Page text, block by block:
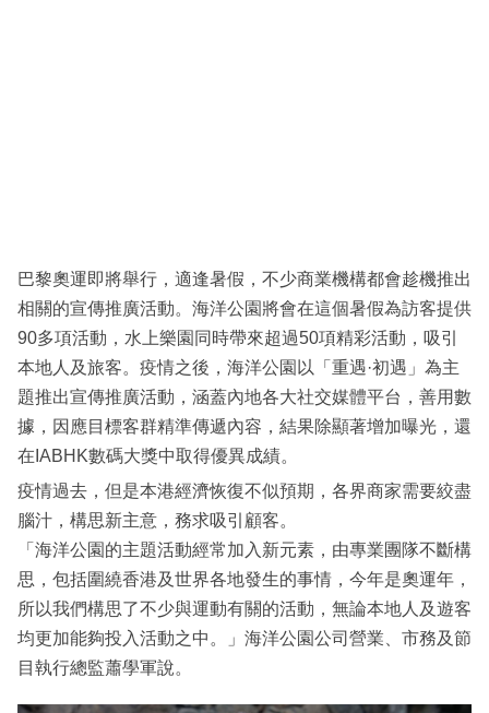
區
巴黎奧運即將舉行，適逢暑假，不少商業機構都會趁機推出
相關的宣傳推廣活動。海洋公園將會在這個暑假為訪客提供
90多項活動，水上樂園同時帶來超過50項精彩活動，吸引
本地人及旅客。疫情之後，海洋公園以「重遇·初遇」為主
題推出宣傳推廣活動，涵蓋內地各大社交媒體平台，善用數
據，因應目標客群精準傳遞內容，結果除顯著增加曝光，還
在IABHK數碼大獎中取得優異成績。
疫情過去，但是本港經濟恢復不似預期，各界商家需要絞盡
腦汁，構思新主意，務求吸引顧客。
「海洋公園的主題活動經常加入新元素，由專業團隊不斷構
思，包括圍繞香港及世界各地發生的事情，今年是奧運年，
所以我們構思了不少與運動有關的活動，無論本地人及遊客
均更加能夠投入活動之中。」海洋公園公司營業、市務及節
目執行總監蕭學軍說。